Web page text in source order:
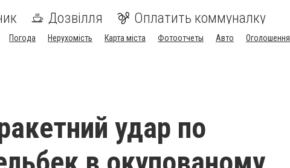
Дозвілля Оплатить коммуналку
Погода Нерухомість Карта міста Фотоотчеты Авто
Оголошення
удар по